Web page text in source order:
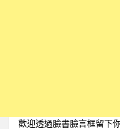
歡迎透過臉書臉言框留下